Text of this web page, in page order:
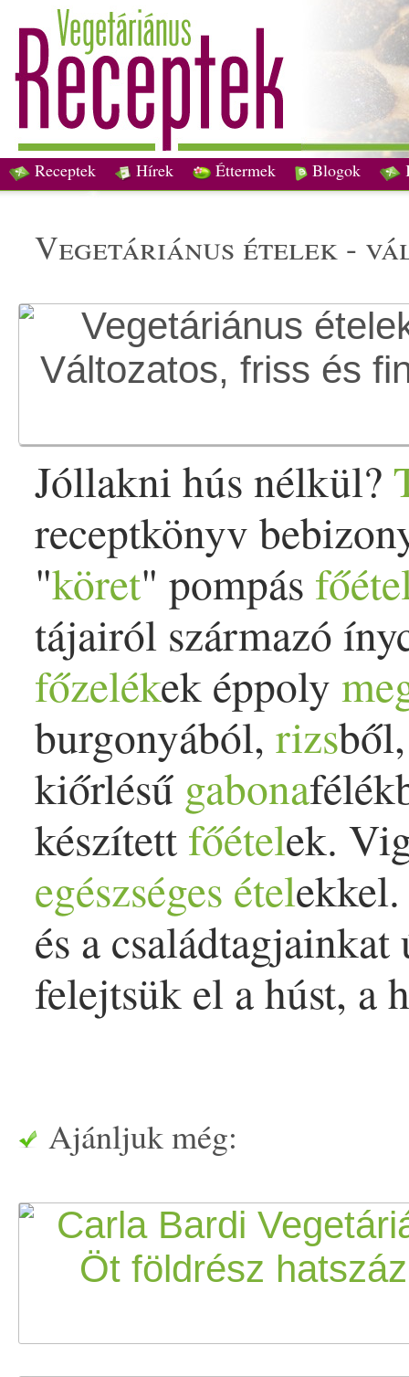
Receptek Hírek Éttermek Blogok
vegetáriánus ételek -
Jóllakni hús nélkül?
receptkönyv
"köret" pompás
tájairól származó
főzelékek éppoly
burgonyából,rizs
kiőrlésű gabona
készített főételek.
egészséges étel
és a
felejtsük el a húst, a
Ajánljuk még: